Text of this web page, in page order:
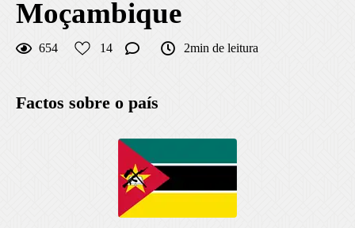
Moçambique
654 14 2min de leitura
Factos sobre o país